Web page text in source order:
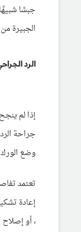
جبسًا
الجبيرة
الرد
إذا لم
جراحة
وضع
تعتمد
إعادة
، أو